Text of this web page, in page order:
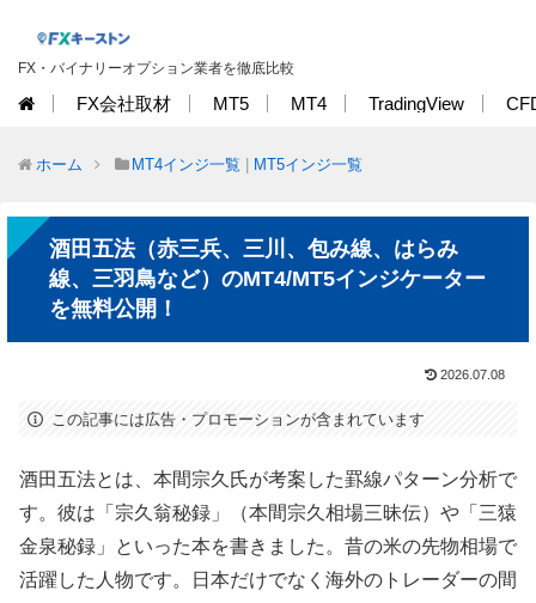
FX・バイナリーオプション業者を徹底比較
FX会社取材 MT5 MT4 TradingView
ホーム MT4インジ一覧 MT5インジ一覧
酒田五法（赤三兵、三川、包み線、はらみ
線、三羽鳥など）のMT4/MT5インジケーター
を無料公開！
2026.07.08
この記事には広告・プロモーションが含まれています
酒田五法とは、本間宗久氏が考案した罫線パターン分析で
す。彼は「宗久翁秘録」（本間宗久相場三昧伝）や「三猿
金泉秘録」といった本を書きました。昔の米の先物相場で
活躍した人物です。日本だけでなく海外のトレーダーの間